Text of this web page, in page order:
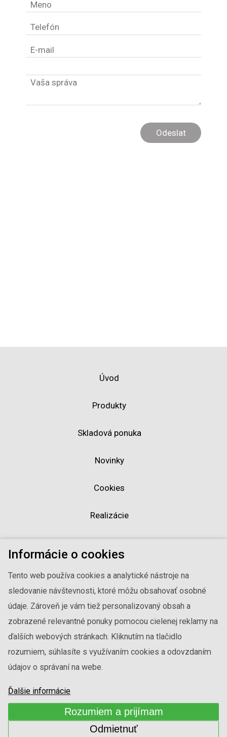
Úvod
Produkty
Skladová ponuka
Novinky
Cookies
Realizácie
O firme
Kontakty
Mapa webu
2020 © ALPI DÝHA spol. s r.o. Všechna práva vyhrazena.
Upozorňujeme vás na případné drobné odchylky barevnosti
dýh Alpi zobrazených na vašem monitoru oproti skutečnému
Informácie o cookies
Tento web používa cookies a analytické nástroje na
sledovanie návštevnosti, ktoré môžu obsahovať osobné
údaje. Zároveň je vám tiež personalizovaný obsah a
zobrazené relevantné ponuky pomocou cielenej reklamy na
ďalších webových stránkach. Kliknutím na tlačidlo
rozumiem, súhlasíte s využívaním cookies a odovzdaním
údajov o správaní na webe.
Ďalšie informácie
Rozumiem a prijímam
Odmietnuť